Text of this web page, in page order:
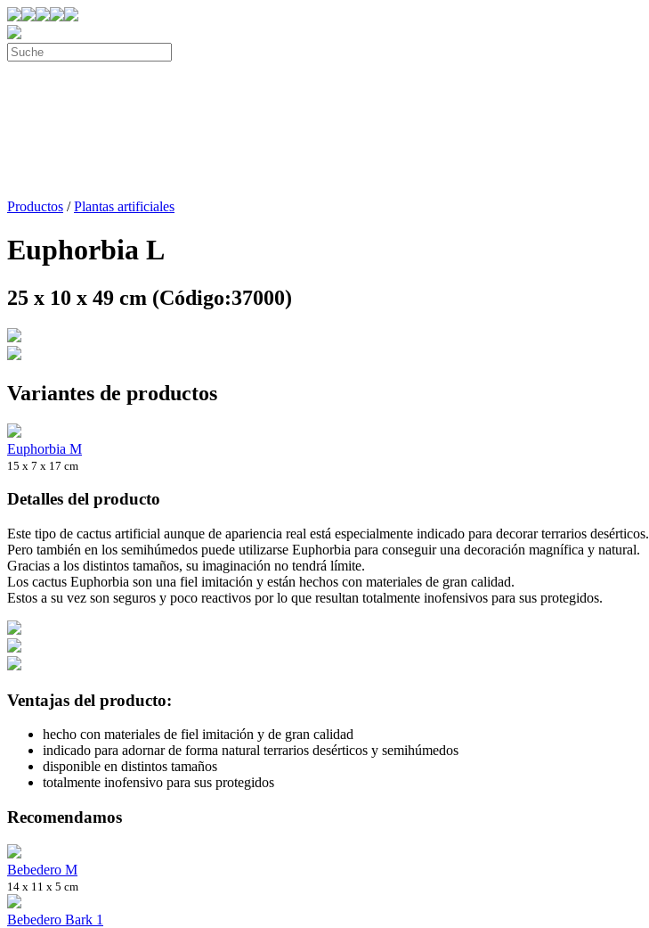
Productos /Plantas artificiales
Euphorbia L
25 x 10 x 49 cm (Código:37000)
Variantes de productos
Euphorbia M
15 x 7 x 17 cm
Detalles del producto
Este tipo de cactus artificial aunque de apariencia real está especialmente indicado para decorar terrarios desérticos.
Pero también en los semihúmedos puede utilizarse Euphorbia para conseguir una decoración magnífica y natural.
Gracias a los distintos tamaños, su imaginación no tendrá límite.
Los cactus Euphorbia son una fiel imitación y están hechos con materiales de gran calidad.
Estos a su vez son seguros y poco reactivos por lo que resultan totalmente inofensivos para sus protegidos.
Ventajas del producto:
hecho con materiales de fiel imitación y de gran calidad
indicado para adornar de forma natural terrarios desérticos y semihúmedos
disponible en distintos tamaños
totalmente inofensivo para sus protegidos
Recomendamos
Bebedero M
14 x 11 x 5 cm
Bebedero Bark 1